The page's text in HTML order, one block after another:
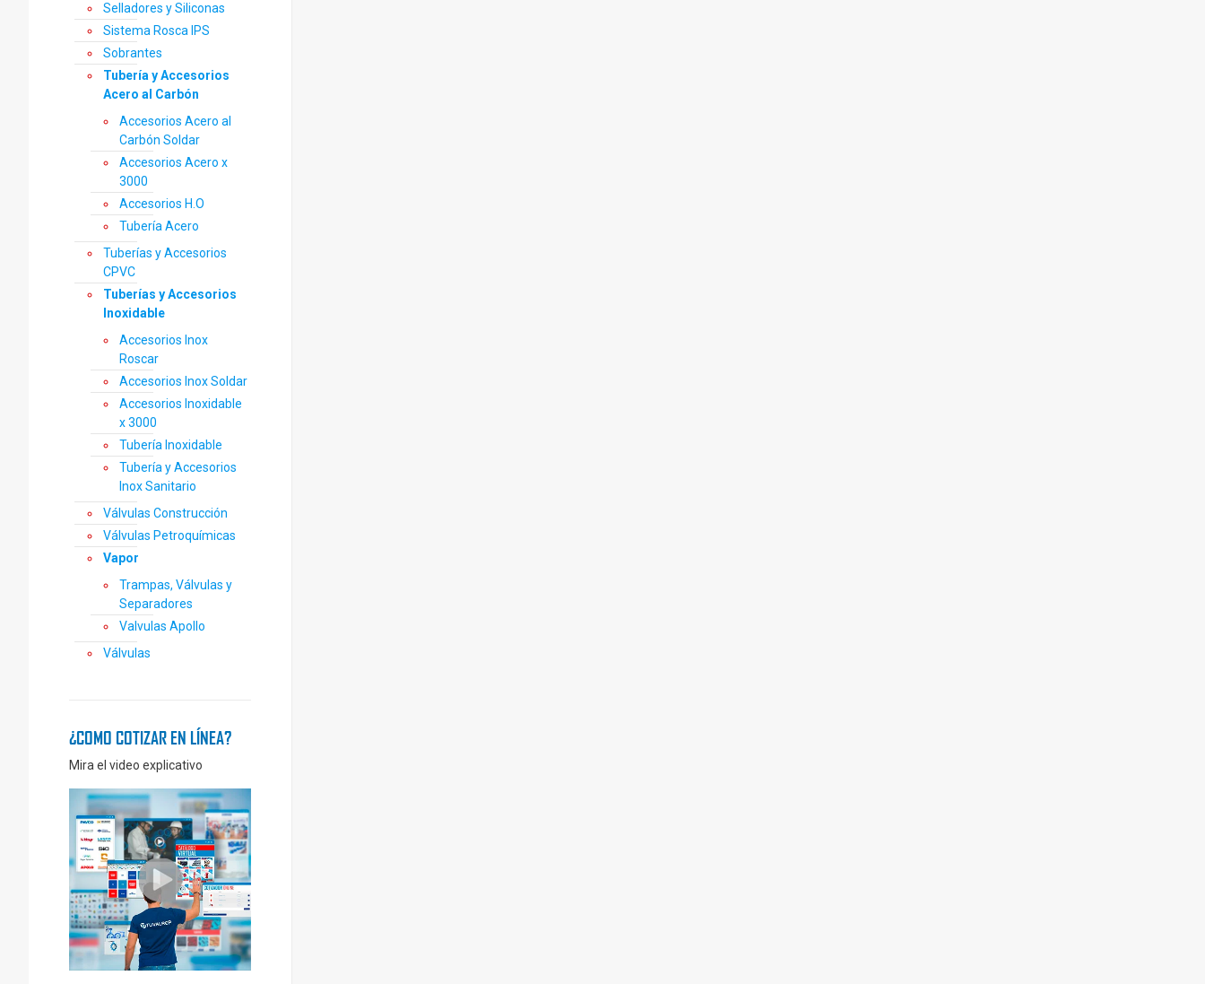
Selladores y Siliconas
Sistema Rosca IPS
Sobrantes
Tubería y Accesorios
Acero al Carbón
Accesorios Acero al
Carbón Soldar
Accesorios Acero x
3000
Accesorios H.O
Tubería Acero
Tuberías y Accesorios
CPVC
Tuberías y Accesorios
Inoxidable
Accesorios Inox
Roscar
Accesorios Inox Soldar
Accesorios Inoxidable
x 3000
Tubería Inoxidable
Tubería y Accesorios
Inox Sanitario
Válvulas Construcción
Válvulas Petroquímicas
Vapor
Trampas, Válvulas y
Separadores
Valvulas Apollo
Válvulas
¿COMO COTIZAR EN LÍNEA?
Mira el video explicativo